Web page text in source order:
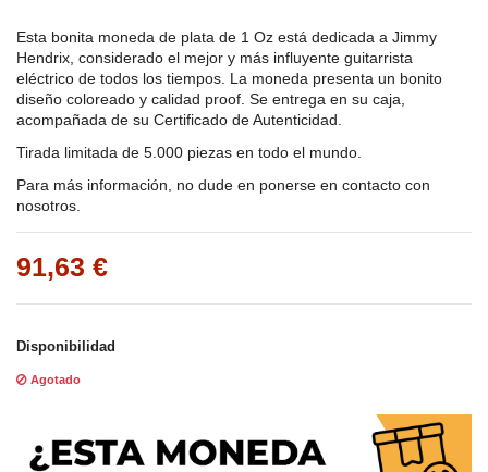
Esta bonita moneda de plata de 1 Oz está dedicada a Jimmy
Hendrix, considerado el mejor y más influyente guitarrista
eléctrico de todos los tiempos. La moneda presenta un bonito
diseño coloreado y calidad proof. Se entrega en su caja,
acompañada de su Certificado de Autenticidad.
Tirada limitada de 5.000 piezas en todo el mundo.
Para más información, no dude en ponerse en contacto con
nosotros.
91,63 €
Disponibilidad
Agotado